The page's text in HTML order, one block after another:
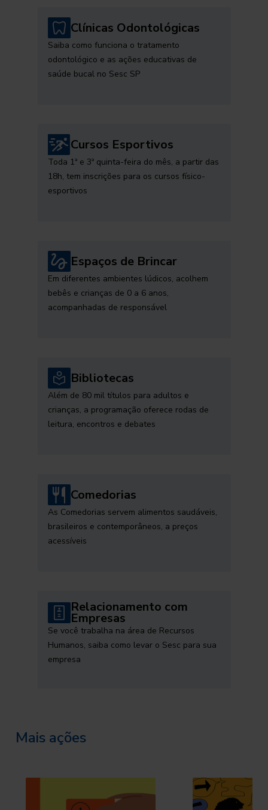
Clínicas Odontológicas
Saiba como funciona o tratamento
odontológico e as ações educativas de
saúde bucal no Sesc SP
Cursos Esportivos
Toda 1ª e 3ª quinta-feira do mês, a partir das
18h, tem inscrições para os cursos físico-
esportivos
Espaços de Brincar
Em diferentes ambientes lúdicos, acolhem
bebês e crianças de 0 a 6 anos,
acompanhadas de responsável
Bibliotecas
Além de 80 mil títulos para adultos e
crianças, a programação oferece rodas de
leitura, encontros e debates
Comedorias
As Comedorias servem alimentos saudáveis,
brasileiros e contemporâneos, a preços
acessíveis
Relacionamento com
Empresas
Se você trabalha na área de Recursos
Humanos, saiba como levar o Sesc para sua
empresa
Mais ações